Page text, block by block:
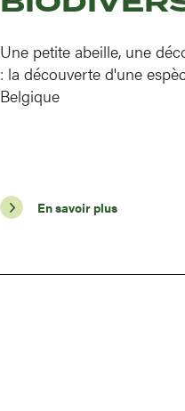
Une petite abeille, une
: la découverte d'une
Belgique
En savoir plus